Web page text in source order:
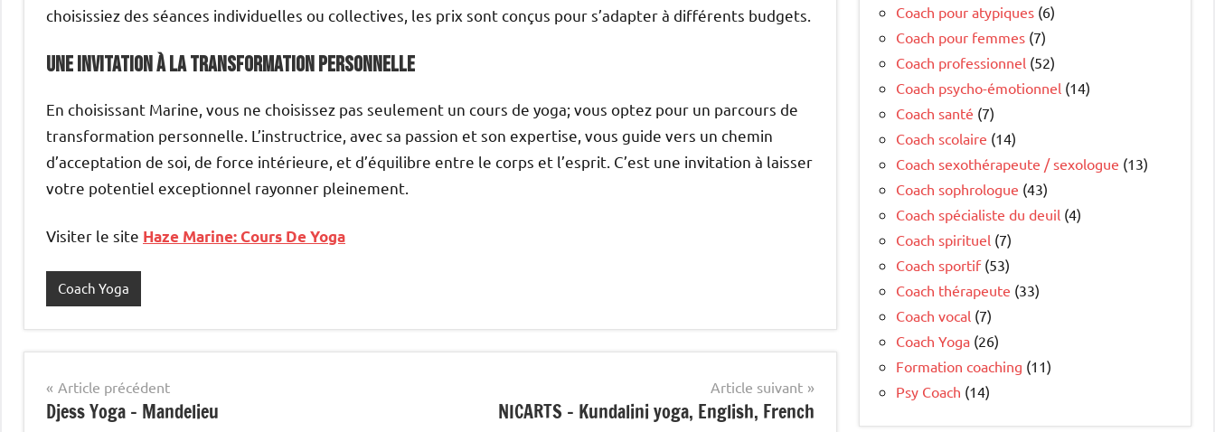
choisissiez des séances individuelles ou collectives, les prix sont conçus pour s’adapter à différents budgets.
Une Invitation à la Transformation Personnelle
En choisissant Marine, vous ne choisissez pas seulement un cours de yoga; vous optez pour un parcours de
transformation personnelle. L’instructrice, avec sa passion et son expertise, vous guide vers un chemin
d’acceptation de soi, de force intérieure, et d’équilibre entre le corps et l’esprit. C’est une invitation à laisser
votre potentiel exceptionnel rayonner pleinement.
Visiter le site Haze Marine: Cours De Yoga
Étiqueté
avec
site
en
avant
Coach Yoga
Navigation
de
Article précédent
Djess Yoga – Mandelieu
Article suivant
NICARTS – Kundalini yoga, English, French
Coach pour atypiques (6)
Coach pour femmes (7)
Coach professionnel (52)
Coach psycho-émotionnel (14)
Coach santé (7)
Coach scolaire (14)
Coach sexothérapeute / sexologue (13)
Coach sophrologue (43)
Coach spécialiste du deuil (4)
Coach spirituel (7)
Coach sportif(53)
Coach thérapeute (33)
Coach vocal (7)
Coach Yoga (26)
Formation coaching (11)
Psy Coach (14)